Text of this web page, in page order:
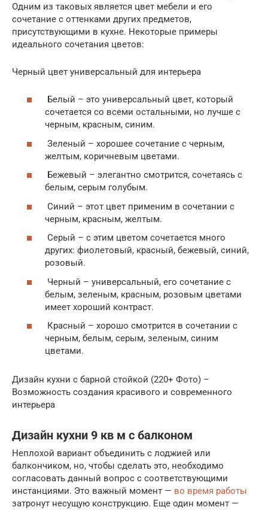
Одним из таковых является цвет мебели и его
сочетание с оттенками других предметов,
присутствующими в кухне. Некоторые примеры
идеального сочетания цветов:
Черный цвет универсальный для интерьера
Белый – это универсальный цвет, который
сочетается со всеми остальными, но лучше с
черным, красным, синим.
Зеленый – хорошее сочетание с черным,
желтым, коричневым цветами.
Бежевый – элегантно смотрится, сочетаясь с
белым, серым голубым.
Синий – этот цвет применим в сочетании с
черным, красным, желтым.
Серый – с этим цветом сочетается много
других: фиолетовый, красный, бежевый, синий,
розовый.
Черный – универсальный, его сочетание с
белым, зеленым, красным, розовым цветами
имеет хороший контраст.
Красный – хорошо смотрится в сочетании с
черным, белым, серым, зеленым, синим
цветами.
Дизайн кухни с барной стойкой (220+ Фото) –
Возможность создания красивого и современного
интерьера
Дизайн кухни 9 кв м с балконом
Неплохой вариант объединить с лоджией или
балкончиком, но, чтобы сделать это, необходимо
согласовать данный вопрос с соответствующими
инстанциями. Это важный момент — во время работы
затронут несущую конструкцию. Еще один момент —